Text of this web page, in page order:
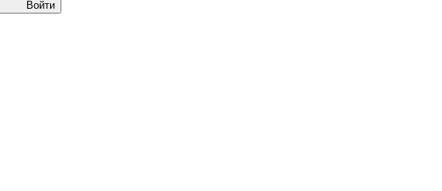
Войти